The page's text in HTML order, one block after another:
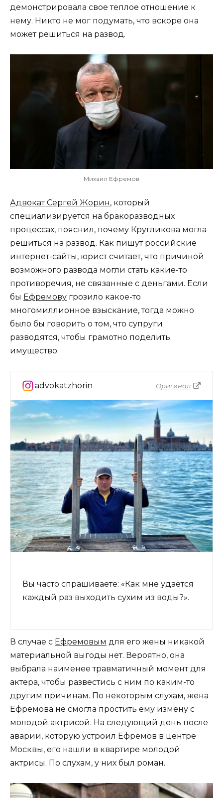
демонстрировала свое теплое отношение к
нему. Никто не мог подумать, что вскоре она
может решиться на развод.
Михаил Ефремов
Адвокат Сергей Жорин, который
специализируется на бракоразводных
процессах, пояснил, почему Кругликова могла
решиться на развод. Как пишут российские
интернет-сайты, юрист считает, что причиной
возможного развода могли стать какие-то
противоречия, не связанные с деньгами. Если
бы Ефремову грозило какое-то
многомиллионное взыскание, тогда можно
было бы говорить о том, что супруги
разводятся, чтобы грамотно поделить
имущество.
Вы часто спрашиваете: «Как мне удаётся
каждый раз выходить сухим из воды?».
Оригинал
advokatzhorin
В случае с Ефремовым для его жены никакой
материальной выгоды нет. Вероятно, она
выбрала наименее травматичный момент для
актера, чтобы развестись с ним по каким-то
другим причинам. По некоторым слухам, жена
Ефремова не смогла простить ему измену с
молодой актрисой. На следующий день после
аварии, которую устроил Ефремов в центре
Москвы, его нашли в квартире молодой
актрисы. По слухам, у них был роман.